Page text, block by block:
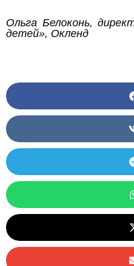
Ольга Белоконь,
детей», Окленд